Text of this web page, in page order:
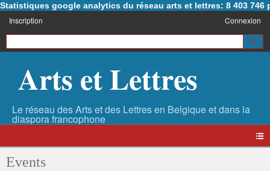
Statistiques google analytics du réseau arts et lettres: 8 403 746
Inscription Connexion
Arts et Lettres
Events